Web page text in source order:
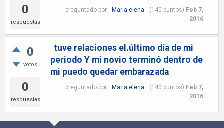
0
respuestas
preguntado por Maria elena (140 puntos) Feb 7,
2016
0
votos
0
respuestas
tuve relaciones el.último día de mi
periodo Y mi novio terminó dentro de
mi puedo quedar embarazada
preguntado por Maria elena (140 puntos) Feb 7,
2016